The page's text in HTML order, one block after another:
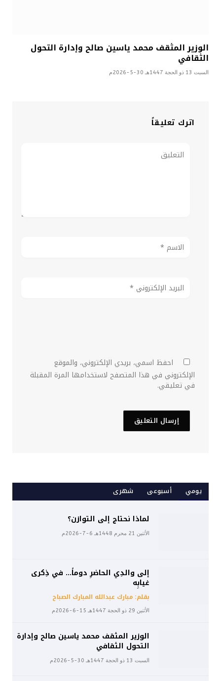
الوزير المثقف محمد ياسين صالح وإدارة التحول
الثقافي
السبت 13 ذو الحجة 1447هـ 30-5-2026م
اترك تعليقاً
احفظ اسمي، بريدي الإلكتروني، والموقع
الإلكتروني في هذا المتصفح لاستخدامها المرة المقبلة
في تعليقي.
يومي أسبوعى شهرى
لماذا نحتاج إلى التوازن؟
الأثنين 21 محرم 1448هـ 6-7-2026م
إلى والدِي الحاضرِ دوماً… في ذِكرى
غيابِه
بقلم: مبارك عبدالله المبارك الصباح
الأثنين 29 ذو الحجة 1447هـ 15-6-2026م
الوزير المثقف محمد ياسين صالح وإدارة
التحول الثقافي
السبت 13 ذو الحجة 1447هـ 30-5-2026م